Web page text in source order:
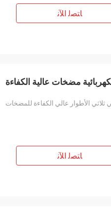
ﺎﺘﺼﻟ ﺍﻶﻧ
ﺎﺘﺼﻟ ﺍﻶﻧ